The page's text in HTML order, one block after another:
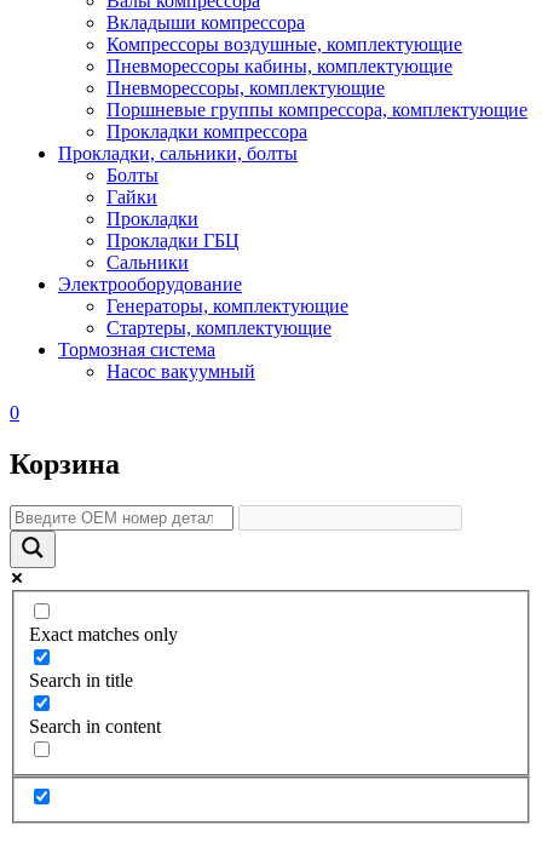
Вкладыши компрессора
Компрессоры воздушные, комплектующие
Пневморессоры кабины, комплектующие
Пневморессоры, комплектующие
Поршневые группы компрессора, комплектующие
Прокладки компрессора
Прокладки, сальники, болты
Болты
Гайки
Прокладки
Прокладки ГБЦ
Сальники
Электрооборудование
Генераторы, комплектующие
Стартеры, комплектующие
Тормозная система
Насос вакуумный
0
Корзина
Exact matches only
Search in title
Search in content